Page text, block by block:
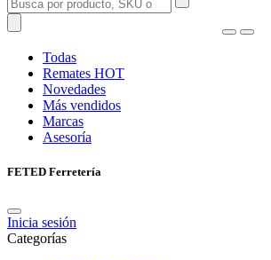
Todas
Remates HOT
Novedades
Más vendidos
Marcas
Asesoría
FETED Ferretería
Inicia sesión
Categorías